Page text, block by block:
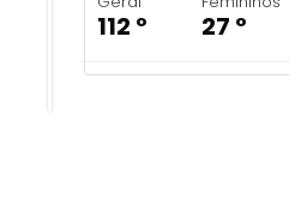
112 º 27 º